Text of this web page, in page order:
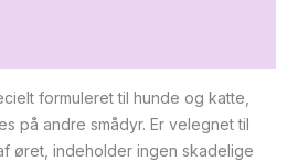
formuleret til hunde og katte,
på andre smådyr. Er velegnet til
øret, indeholder ingen skadelige